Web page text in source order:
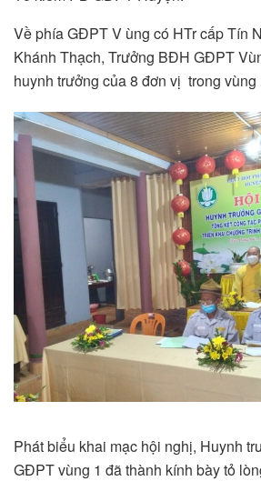
Về phía GĐPT V ùng có HTr cấp Tín
Khánh Thạch, Trưởng BĐH GĐPT
huynh trưởng của 8 đơn vị trong vùng
Phát biểu khai mạc hội nghị, Huynh
GĐPT vùng 1 đã thành kính bày tỏ